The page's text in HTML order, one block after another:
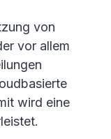
von
vor allem
wird eine